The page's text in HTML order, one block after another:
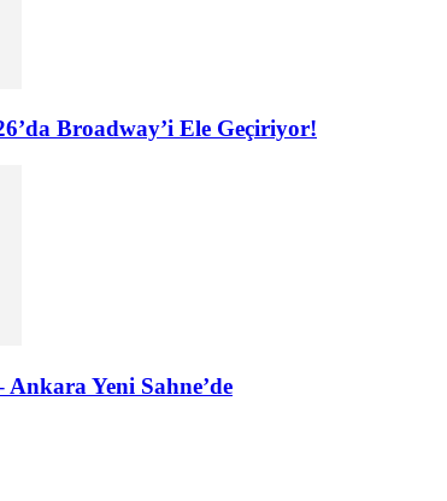
Broadway’i Ele Geçiriyor!
Yeni Sahne’de